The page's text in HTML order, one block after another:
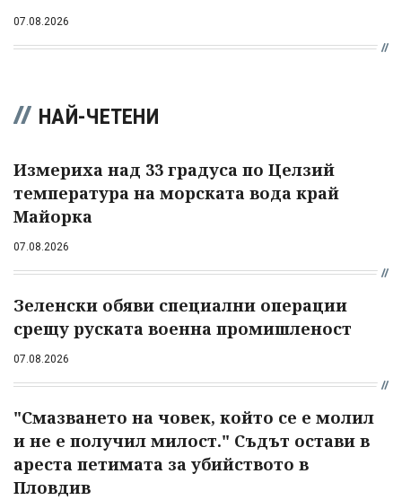
07.08.2026
НАЙ-ЧЕТЕНИ
Измериха над 33 градуса по Целзий
температура на морската вода край
Майорка
07.08.2026
Зеленски обяви специални операции
срещу руската военна промишленост
07.08.2026
"Смазването на човек, който се е молил
и не е получил милост." Съдът остави в
ареста петимата за убийството в
Пловдив